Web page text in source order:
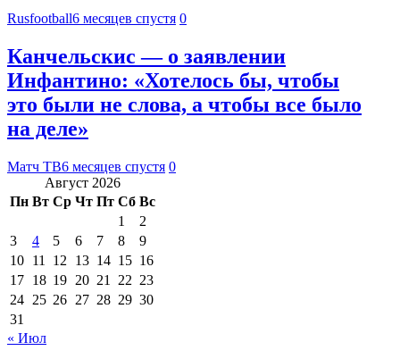
Rusfootball6 месяцев спустя 0
Канчельскис — о заявлении
Инфантино: «Хотелось бы, чтобы
это были не слова, а чтобы все было
на деле»
Матч ТВ6 месяцев спустя 0
Август 2026
Пн Вт Ср Чт Пт Сб Вс
1
2
3
4 5 6 7 8
9
10 11 12 13 14 15 16
17 18 19 20 21 22 23
24 25 26 27 28 29 30
31
« Июл